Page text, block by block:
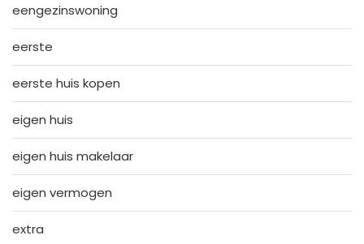
eengezinswoning
eerste
eerste huis kopen
eigen huis
eigen huis makelaar
eigen vermogen
extra